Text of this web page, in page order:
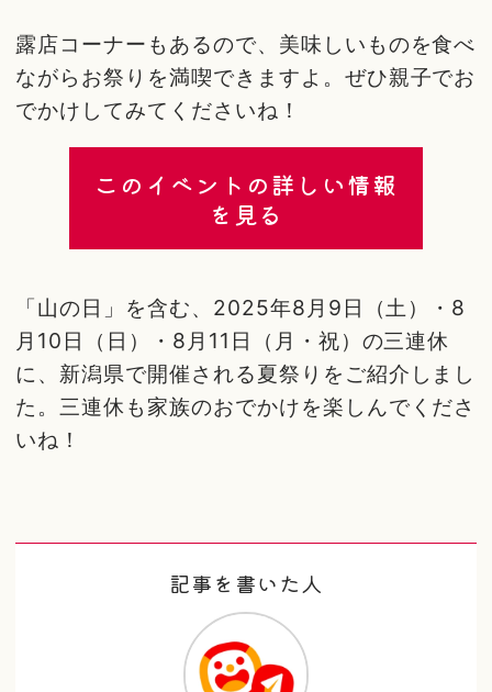
露店コーナーもあるので、美味しいものを食べ
ながらお祭りを満喫できますよ。ぜひ親子でお
でかけしてみてくださいね！
このイベントの詳しい情報
を見る
「山の日」を含む、2025年8月9日（土）・8
月10日（日）・8月11日（月・祝）の三連休
に、新潟県で開催される夏祭りをご紹介しまし
た。三連休も家族のおでかけを楽しんでくださ
いね！
記事を書いた人